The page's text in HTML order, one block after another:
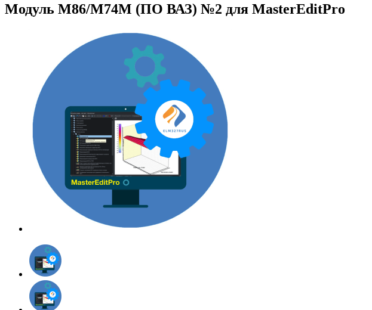
Модуль М86/M74M (ПО ВАЗ) №2 для MasterEditPro